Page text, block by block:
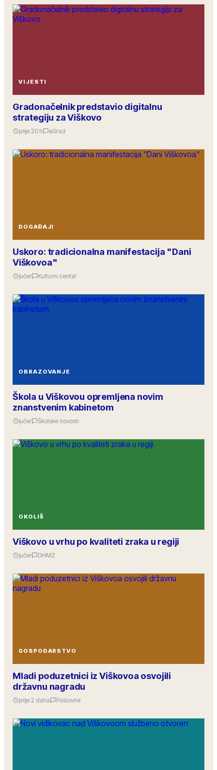
VIJESTI
Gradonačelnik predstavio digitalnu
strategiju za Viškovo
prije 20 h eGrad
DOGAĐAJI
Uskoro: tradicionalna manifestacija "Dani
Viškovoa"
jučer Kulturni centar
OBRAZOVANJE
Škola u Viškovou opremljena novim
znanstvenim kabinetom
jučer Školske novosti
OKOLIŠ
Viškovo u vrhu po kvaliteti zraka u regiji
jučer DHMZ
GOSPODARSTVO
Mladi poduzetnici iz Viškovoa osvojili
državnu nagradu
prije 2 dana Poslovne